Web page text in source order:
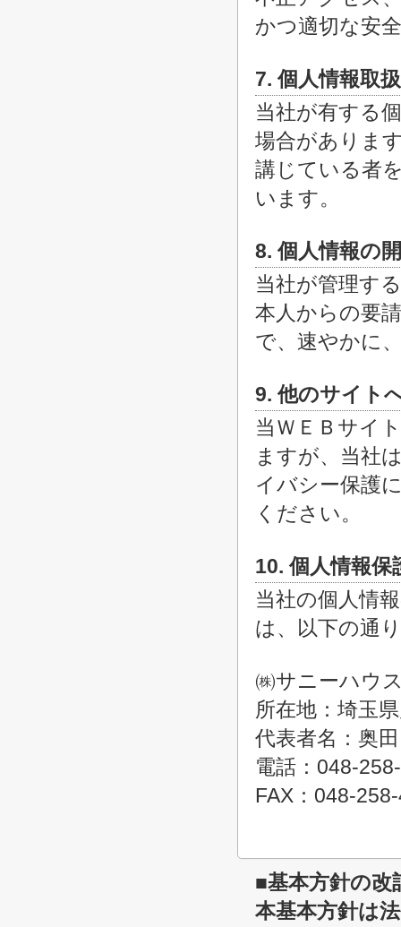
かつ適切な安
7. 個人情報取
当社が有する
場合がありま
講じている者
います。
8. 個人情報の
当社が管理す
本人からの要
で、速やかに
9. 他のサイト
当ＷＥＢサイ
ますが、当社
イバシー保護
ください。
10. 個人情報
当社の個人情
は、以下の通
㈱サニーハウ
所在地：埼玉
代表者名：奥
電話：048-
FAX：048-
■基本方針の改
本基本方針は